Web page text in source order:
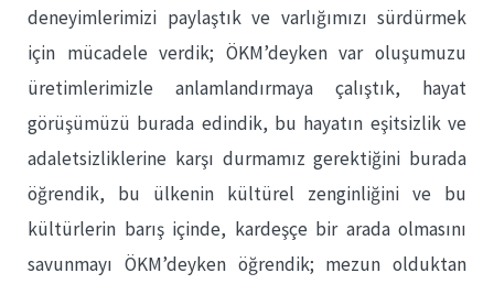
deneyimlerimizi paylaştık ve varlığımızı sürdürmek
için mücadele verdik; ÖKM’deyken var oluşumuzu
üretimlerimizle anlamlandırmaya çalıştık, hayat
görüşümüzü burada edindik, bu hayatın eşitsizlik ve
adaletsizliklerine karşı durmamız gerektiğini burada
öğrendik, bu ülkenin kültürel zenginliğini ve bu
kültürlerin barış içinde, kardeşçe bir arada olmasını
savunmayı ÖKM’deyken öğrendik; mezun olduktan